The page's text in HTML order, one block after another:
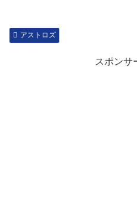
アストロズ
スポンサ